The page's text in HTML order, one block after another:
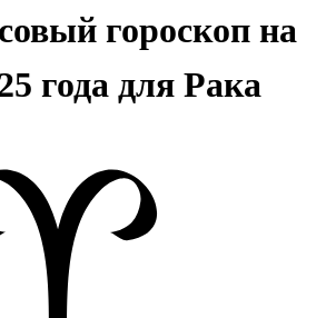
гороскоп на
года для Рака